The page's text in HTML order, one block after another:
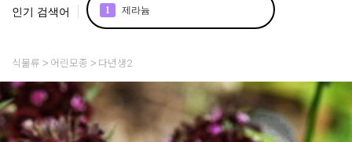
인기 검색어 1 제라늄
리갈
식물류 어린모종 다년생2